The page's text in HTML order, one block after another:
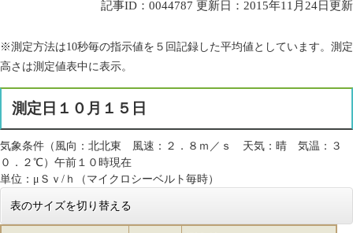
記事ID：0044787 更新日：2015年11月24日更新
※測定方法は10秒毎の指示値を５回記録した平均値としています。測定
高さは測定値表中に表示。
測定日１０月１５日
気象条件（風向：北北東 風速：２．８ｍ／ｓ 天気：晴 気温：３
０．２℃）午前１０時現在
単位：μＳｖ/ｈ（マイクロシーベルト毎時）
表のサイズを切り替える